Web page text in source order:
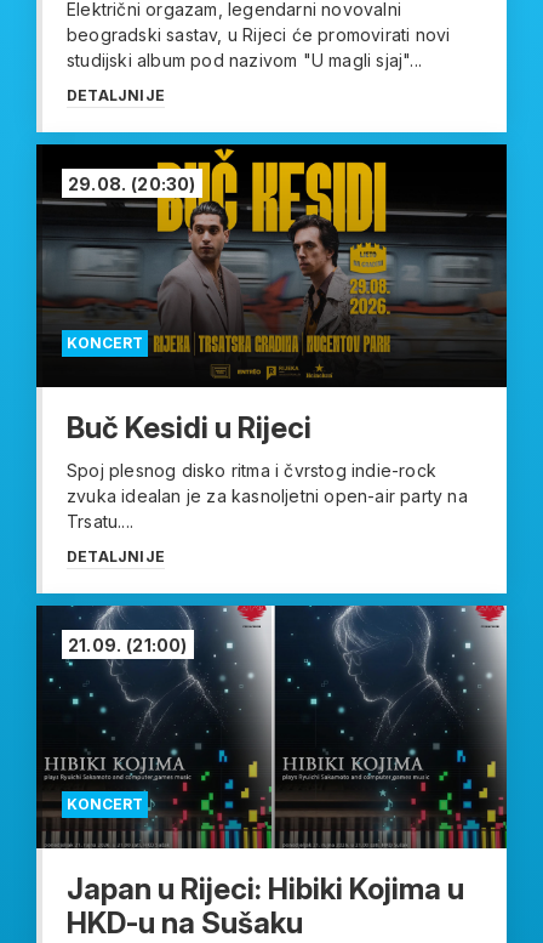
Električni orgazam, legendarni novovalni
beogradski sastav, u Rijeci će promovirati novi
studijski album pod nazivom "U magli sjaj"...
DETALJNIJE
KONCERT
29.08. (20:30)
Buč Kesidi u Rijeci
Spoj plesnog disko ritma i čvrstog indie-rock
zvuka idealan je za kasnoljetni open-air party na
Trsatu....
DETALJNIJE
KONCERT
21.09. (21:00)
Japan u Rijeci: Hibiki Kojima u
HKD-u na Sušaku